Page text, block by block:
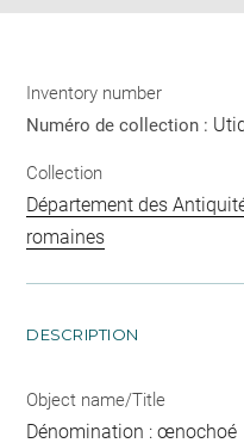
Inventory number
Numéro de collection :
Collection
Département des
romaines
DESCRIPTION
Object name/Title
Dénomination : œnochoé